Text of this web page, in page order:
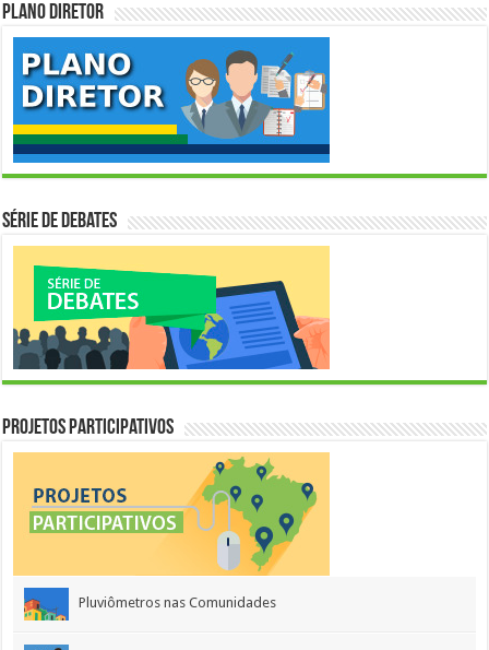
Plano Diretor
Série de Debates
Projetos Participativos
Pluviômetros nas Comunidades